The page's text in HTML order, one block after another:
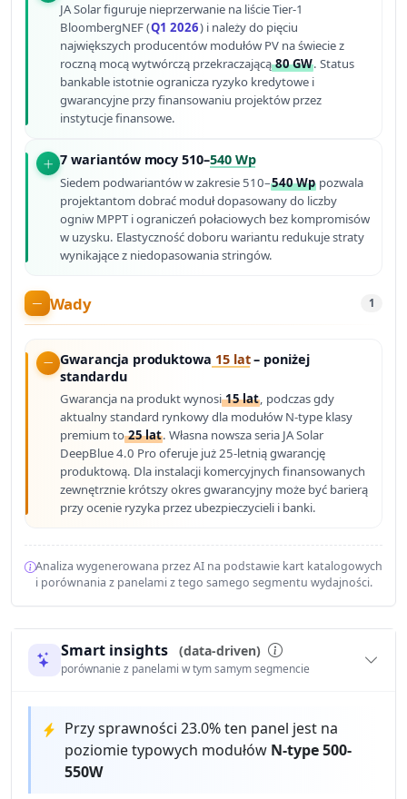
JA Solar figuruje nieprzerwanie na liście Tier-1
BloombergNEF (Q1 2026) i należy do pięciu
największych producentów modułów PV na świecie z
roczną mocą wytwórczą przekraczającą80 GW. Status
bankable istotnie ogranicza ryzyko kredytowe i
gwarancyjne przy finansowaniu projektów przez
instytucje finansowe.
7 wariantów mocy 510–540 Wp
Siedem podwariantów w zakresie 510–540 Wp pozwala
projektantom dobrać moduł dopasowany do liczby
ogniw MPPT i ograniczeń połaciowych bez kompromisów
w uzysku. Elastyczność doboru wariantu redukuje straty
wynikające z niedopasowania stringów.
Wady 1
Gwarancja produktowa 15 lat– poniżej
standardu
Gwarancja na produkt wynosi15 lat, podczas gdy
aktualny standard rynkowy dla modułów N-type klasy
premium to25 lat. Własna nowsza seria JA Solar
DeepBlue 4.0 Pro oferuje już 25-letnią gwarancję
produktową. Dla instalacji komercyjnych finansowanych
zewnętrznie krótszy okres gwarancyjny może być barierą
przy ocenie ryzyka przez ubezpieczycieli i banki.
Analiza wygenerowana przez AI na podstawie kart katalogowych
i porównania z panelami z tego samego segmentu wydajności.
Smart insights (data-driven)
porównanie z panelami w tym samym segmencie
Przy sprawności 23.0% ten panel jest na
poziomie typowych modułów N-type 500-
550W